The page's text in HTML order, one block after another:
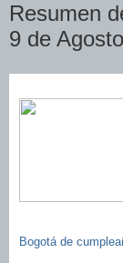
Resumen
9 de Agosto
Bogotá de